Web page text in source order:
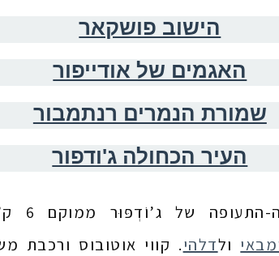
הישוב פושקאר
האגמים של אודייפור
שמורת הנמרים רנתמבור
העיר הכחולה ג'ודפור
ולדלהי. קווי אוטובוס ורכבת